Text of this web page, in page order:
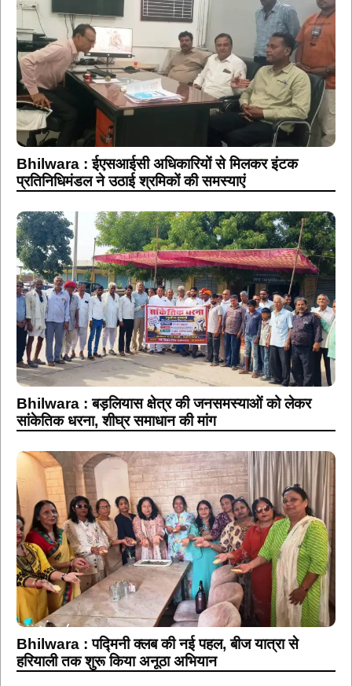
Bhilwara : ईएसआईसी अधिकारियों से मिलकर इंटक
प्रतिनिधिमंडल ने उठाई श्रमिकों की समस्याएं
Bhilwara : बड़लियास क्षेत्र की जनसमस्याओं को लेकर
सांकेतिक धरना, शीघ्र समाधान की मांग
Bhilwara : पद्मिनी क्लब की नई पहल, बीज यात्रा से
हरियाली तक शुरू किया अनूठा अभियान